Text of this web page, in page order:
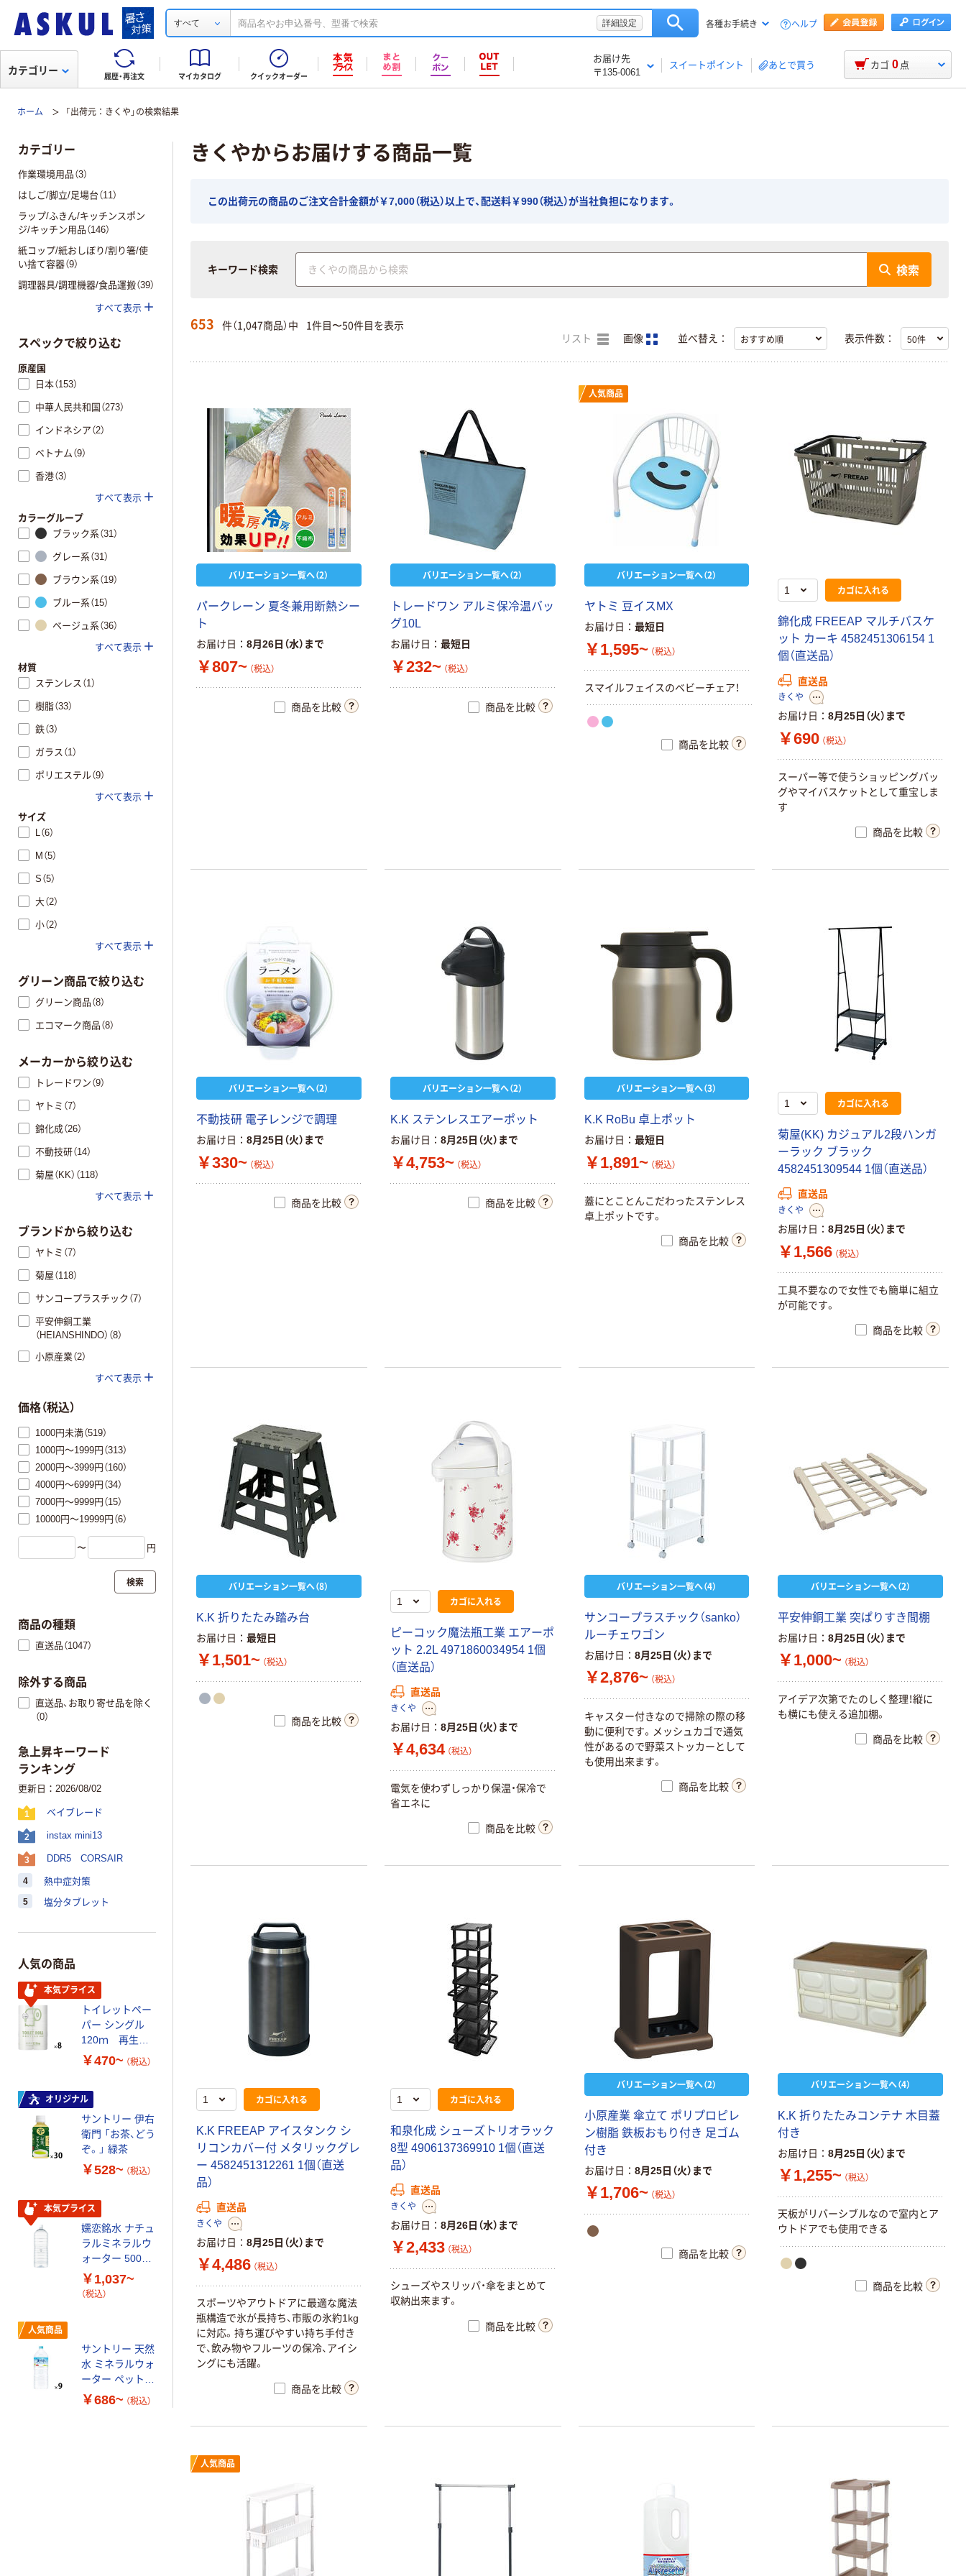
すべて 詳細設定 各種お手続き ヘルプ
履歴・再注文 マイカタログ クイックオーダー
お届け先
〒135-0061
スイートポイント あとで買う
カテゴリー カゴ 0 点
ホーム 「出荷元：きくや」の検索結果
きくやからお届けする商品一覧
この出荷元の商品のご注文合計金額が￥7,000（税込）以上で、配送料￥990（税込）が当社負担になります。
キーワード検索 検索
653 件（1,047商品）中 1件目〜50件目を表示
リスト 画像 並べ替え： 表示件数：
バリエーション一覧へ（2）
パーク レー ン 夏冬兼用 断熱シー
ト
お届け日 8月26日（水）まで
￥807~ （税込）
商品を比較
バリエーション一覧へ（2）
ト レー ド ワ ン アルミ保冷温バッ
グ10L
お届け日 最短日
￥232~ （税込）
商品を比較
人気商品
バリエーション一覧へ（2）
ヤ ト ミ 豆イ ス MX
お届け日 最短日
￥1,595~ （税込）
スマイ ルフ ェイ スのベビーチェア！
商品を比較
カゴに入れる
錦化成 FREEAP マルチバスケ
ッ ト カーキ 4582451306154 1
個 （直送品）
直送品
きくや
お届け日 8月25日（火）まで
￥690 （税込）
スーパー等で使うシ ョ ッ ピングバッ
グやマイ バスケッ ト と して重宝 しま
す
商品を比較
バリエーション一覧へ（2）
不動技研 電子 レ ンジで調理
お届け日 8月25日（火）まで
￥330~ （税込）
商品を比較
バリエーション一覧へ（2）
K.K ステ ン レ スエアーポ ッ ト
お届け日 8月25日（火）まで
￥4,753~ （税込）
商品を比較
バリエーション一覧へ（3）
K.K RoBu 卓 上ポ ッ ト
お届け日 最短日
￥1,891~ （税込）
蓋にと こ と んこ だわったステン レス
卓上ポッ トです。
商品を比較
カゴに入れる
菊屋(KK) カジ ュ アル2段ハ ンガ
ーラ ック ブラ ック
4582451309544 1個 （直送品）
直送品
きくや
お届け日 8月25日（火）まで
￥1,566 （税込）
工具不要なので女性でも簡単に組立
が可能です。
商品を比較
バリエーション一覧へ（8）
K.K 折り たたみ踏み台
お届け日 最短日
￥1,501~ （税込）
商品を比較
カゴに入れる
ピーコ ック魔法瓶工業 エアーポ
ッ ト 2.2 L 4971860034954 1個
（直送品）
直送品
きくや
お届け日 8月25日（火）まで
￥4,634 （税込）
電気を使わず しっかり保温・保冷で
省エネに
商品を比較
バリエーション一覧へ（4）
サ ンコープラ スチ ック （sanko）
ルーチ ェ ワ ゴ ン
お届け日 8月25日（火）まで
￥2,876~ （税込）
キャ スター付きなので掃除の際の移
動に便利です。 メ ッシ ュ カ ゴで通気
性があるので野菜ス ト ッカーと して
も使用出来ます。
商品を比較
バリエーション一覧へ（2）
平安伸銅工業 突ぱり すき 間棚
お届け日 8月25日（火）まで
￥1,000~ （税込）
アイデア次第でたの し く整理！縦に
も横にも使え る追加棚。
商品を比較
カゴに入れる
K.K FREEAP アイ スタ ンク シ
リ コ ンカバー付 メタ リ ックグ レ
ー 4582451312261 1個 （直送
品）
直送品
きくや
お届け日 8月25日（火）まで
￥4,486 （税込）
スポーツやアウ ト ドアに最適な魔法
瓶構造で氷が長持ち、市販の氷約1kg
に対応。 持ち運びやすい持ち手付き
で、飲み物やフルーツの保冷、アイシ
ングにも活躍。
商品を比較
カゴに入れる
和泉化成 シ ュ ーズ ト リ オラ ック
8型 4906137369910 1個 （直送
品）
直送品
きくや
お届け日 8月26日（水）まで
￥2,433 （税込）
シューズやス リ ッパ・傘をま とめて
収納出来ます。
商品を比較
バリエーション一覧へ（2）
小原産業 傘立て ポ リ プロ ピ レ
ン樹脂 鉄板おも り付き 足 ゴム
付き
お届け日 8月25日（火）まで
￥1,706~ （税込）
商品を比較
バリエーション一覧へ（4）
K.K 折り たたみコ ンテナ 木目 蓋
付き
お届け日 8月25日（火）まで
￥1,255~ （税込）
天板がリ バーシブルなので室内とア
ウ ト ドアでも使用できる
商品を比較
人気商品
カテゴリー
作業環境用品（3）
はしご/脚立/足場台（11）
ラップ/ふきん/キッチンスポン
ジ/キッチン用品（146）
紙コップ/紙おしぼり/割り箸/使
い捨て容器（9）
調理器具/調理機器/食品運搬（39）
すべて表示
スペックで絞り込む
原産国
日本（153）
中華人民共和国（273）
インドネシア（2）
ベトナム（9）
香港（3）
すべて表示
カラーグループ
ブラック系（31）
グレー系（31）
ブラウン系（19）
ブルー系（15）
ベージュ系（36）
すべて表示
材質
ステンレス（1）
樹脂（33）
鉄（3）
ガラス（1）
ポリエステル（9）
すべて表示
サイズ
L（6）
M（5）
S（5）
大（2）
小（2）
すべて表示
グリーン商品で絞り込む
グリーン商品（8）
エコマーク商品（8）
メーカーから絞り込む
トレードワン（9）
ヤトミ（7）
錦化成（26）
不動技研（14）
菊屋（KK）（118）
すべて表示
ブランドから絞り込む
ヤトミ（7）
菊屋（118）
サンコープラスチック（7）
平安伸銅工業
（HEIANSHINDO）（8）
小原産業（2）
すべて表示
価格（税込）
1000円未満（519）
1000円～1999円（313）
2000円～3999円（160）
4000円～6999円（34）
7000円～9999円（15）
10000円～19999円（6）
〜 円
検索
商品の種類
直送品（1047）
除外する商品
直送品、お取り寄せ品を除く
（0）
急上昇キーワード
ランキング
更新日：2026/08/02
1 ベイブレード
2 instax mini13
3 DDR5 CORSAIR
4 熱中症対策
5 塩分タブレット
人気の商品
本気プライス
トイレットペー
パー シングル
120ｍ 再生紙
100% 6ロール
リサイクル100
証
￥470~ （税込）
オリジナル
サントリー 伊右
衛門 「お茶、どう
ぞ。」 緑茶
￥528~ （税込）
本気プライス
嬬恋銘水 ナチュ
ラルミネラルウ
ォーター 500ml
キャップシール
付き／2Lラベル
￥1,037~
（税込）
人気商品
サントリー 天然
水 ミネラルウォ
ーター ペットボ
トル
￥686~ （税込）